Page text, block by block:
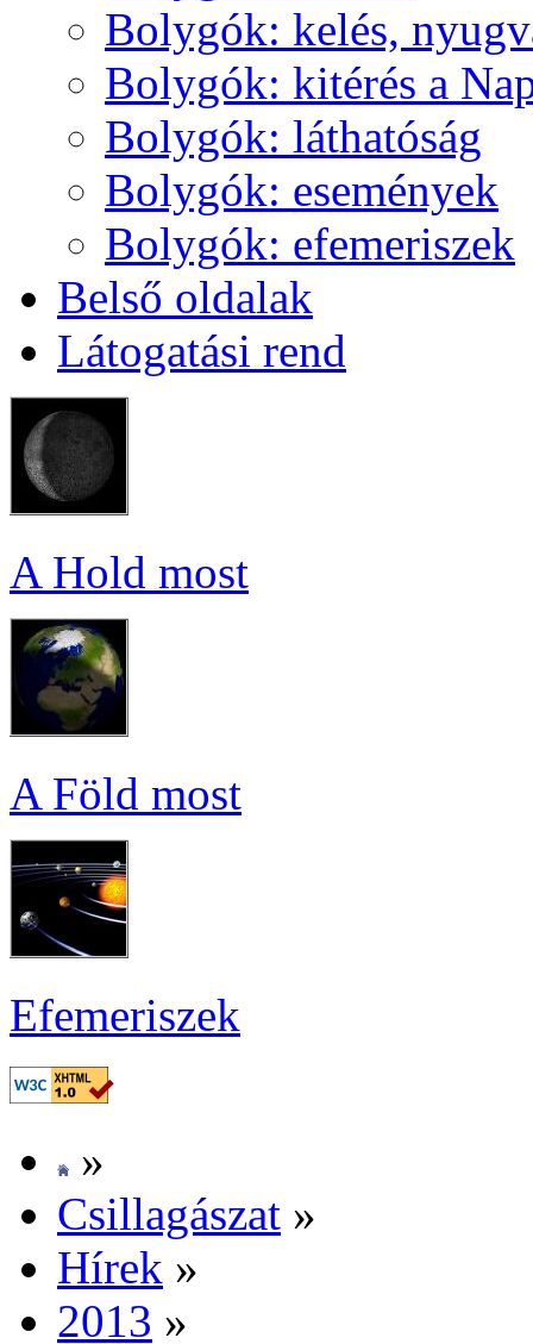
Boly­gók: ke­lés,
Boly­gók: ki­té­rés a
Boly­gók: lát­ha­tó­ság
Boly­gók: ese­mé­nyek
Boly­gók: efe­me­ri­szek
Bel­ső ol­da­lak
Lá­to­ga­tá­si rend
A Hold most
A Föld most
Efe­me­ri­szek
»
Csil­la­gá­szat »
Hí­rek »
2013 »